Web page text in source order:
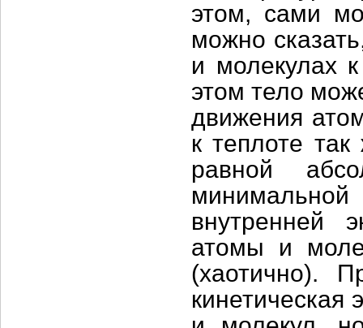
этом, сами
можно
и молекулах
этом тело
движения
к теплоте
равной
внутренней
атомы и
(хаотично).
кинетическая